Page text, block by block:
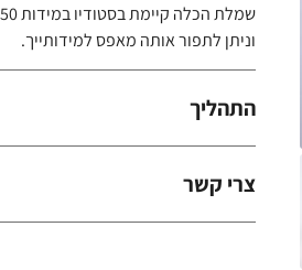
וניתן לתפור אותה מאפס למידותייך.
התהליך
צרי קשר